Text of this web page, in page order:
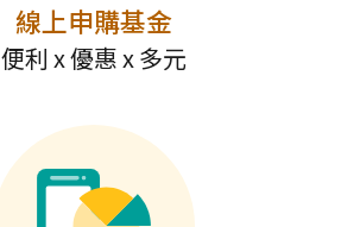
線上申購基金
便利 x 優惠 x 多元